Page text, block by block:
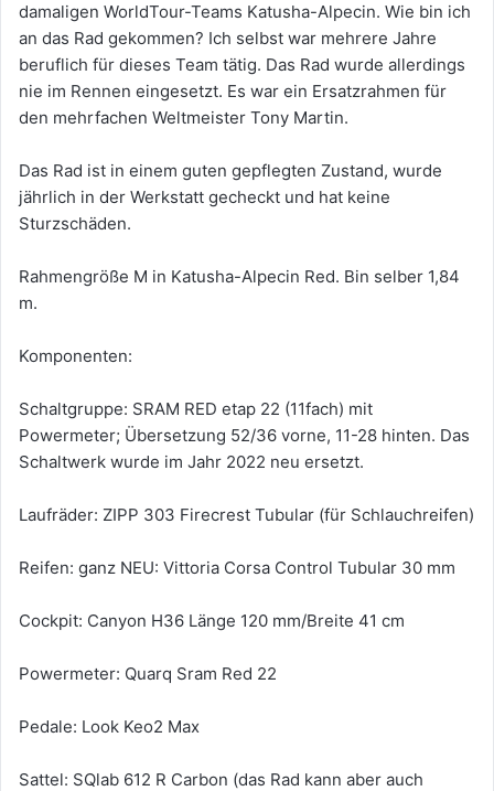
damaligen WorldTour-Teams Katusha-Alpecin. Wie bin ich
an das Rad gekommen? Ich selbst war mehrere Jahre
beruflich für dieses Team tätig. Das Rad wurde allerdings
nie im Rennen eingesetzt. Es war ein Ersatzrahmen für
den mehrfachen Weltmeister Tony Martin.
Das Rad ist in einem guten gepflegten Zustand, wurde
jährlich in der Werkstatt gecheckt und hat keine
Sturzschäden.
Rahmengröße M in Katusha-Alpecin Red. Bin selber 1,84
m.
Komponenten:
Schaltgruppe: SRAM RED etap 22 (11fach) mit
Powermeter; Übersetzung 52/36 vorne, 11-28 hinten. Das
Schaltwerk wurde im Jahr 2022 neu ersetzt.
Laufräder: ZIPP 303 Firecrest Tubular (für Schlauchreifen)
Reifen: ganz NEU: Vittoria Corsa Control Tubular 30 mm
Cockpit: Canyon H36 Länge 120 mm/Breite 41 cm
Powermeter: Quarq Sram Red 22
Pedale: Look Keo2 Max
Sattel: SQlab 612 R Carbon (das Rad kann aber auch